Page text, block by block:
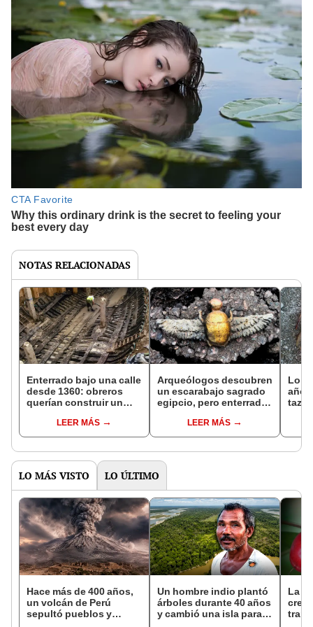
NOTAS RELACIONADAS
Enterrado bajo una calle
desde 1360: obreros
querían construir un
descubrieron un barco
medieval a 24 metros de
LEER MÁS
Arqueólogos descubren
un escarabajo sagrado
egipcio, pero enterrado
España dentro de una
tumba prerromana
LEER MÁS
Lo
LO MÁS VISTO LO ÚLTIMO
Hace más de 400 años,
un volcán de Perú
sepultó pueblos y
Un hombre indio plantó
árboles durante 40 años
y cambió una isla para
La